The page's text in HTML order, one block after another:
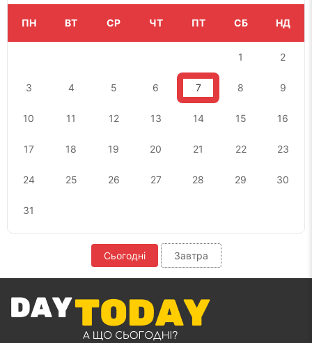
ПН ВТ СР ЧТ ПТ СБ НД
1 2
3 4 5 6 7 8 9
10 11 12 13 14 15 16
17 18 19 20 21 22 23
24 25 26 27 28 29 30
31
Сьогодні Завтра